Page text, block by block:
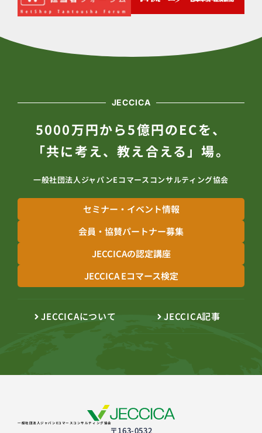
JECCICA
5000万円から5億円のECを、
「共に考え、教え合える」場。
一般社団法人ジャパンEコマースコンサルティング協会
セミナー・イベント情報
会員・協賛パートナー募集
JECCICAの認定講座
JECCICA Eコマース検定
JECCICAについて JECCICA記事
一般社団法人ジャパンEコマースコンサルティング協会
〒163-0532